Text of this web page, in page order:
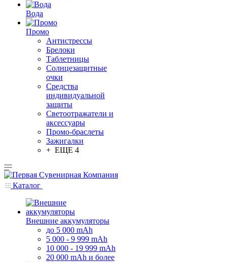
Вода
Промо
Антистрессы
Брелоки
Таблетницы
Солнцезащитные
очки
Средства
индивидуальной
защиты
Светоотражатели и
аксессуары
Промо-браслеты
Зажигалки
+ ЕЩЕ 4
Каталог
Внешние аккумуляторы
до 5 000 mAh
5 000 - 9 999 mAh
10 000 - 19 999 mAh
20 000 mAh и более